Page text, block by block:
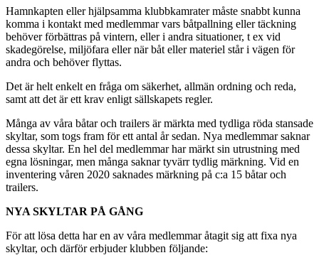
Hamnkapten eller hjälpsamma klubbkamrater måste snabbt kunna
komma i kontakt med medlemmar vars båtpallning eller täckning
behöver förbättras på vintern, eller i andra situationer, t ex vid
skadegörelse, miljöfara eller när båt eller materiel står i vägen för
andra och behöver flyttas.
Det är helt enkelt en fråga om säkerhet, allmän ordning och reda,
samt att det är ett krav enligt sällskapets regler.
Många av våra båtar och trailers är märkta med tydliga röda stansade
skyltar, som togs fram för ett antal år sedan. Nya medlemmar saknar
dessa skyltar. En hel del medlemmar har märkt sin utrustning med
egna lösningar, men många saknar tyvärr tydlig märkning. Vid en
inventering våren 2020 saknades märkning på c:a 15 båtar och
trailers.
NYA SKYLTAR PÅ GÅNG
För att lösa detta har en av våra medlemmar åtagit sig att fixa nya
skyltar, och därför erbjuder klubben följande: